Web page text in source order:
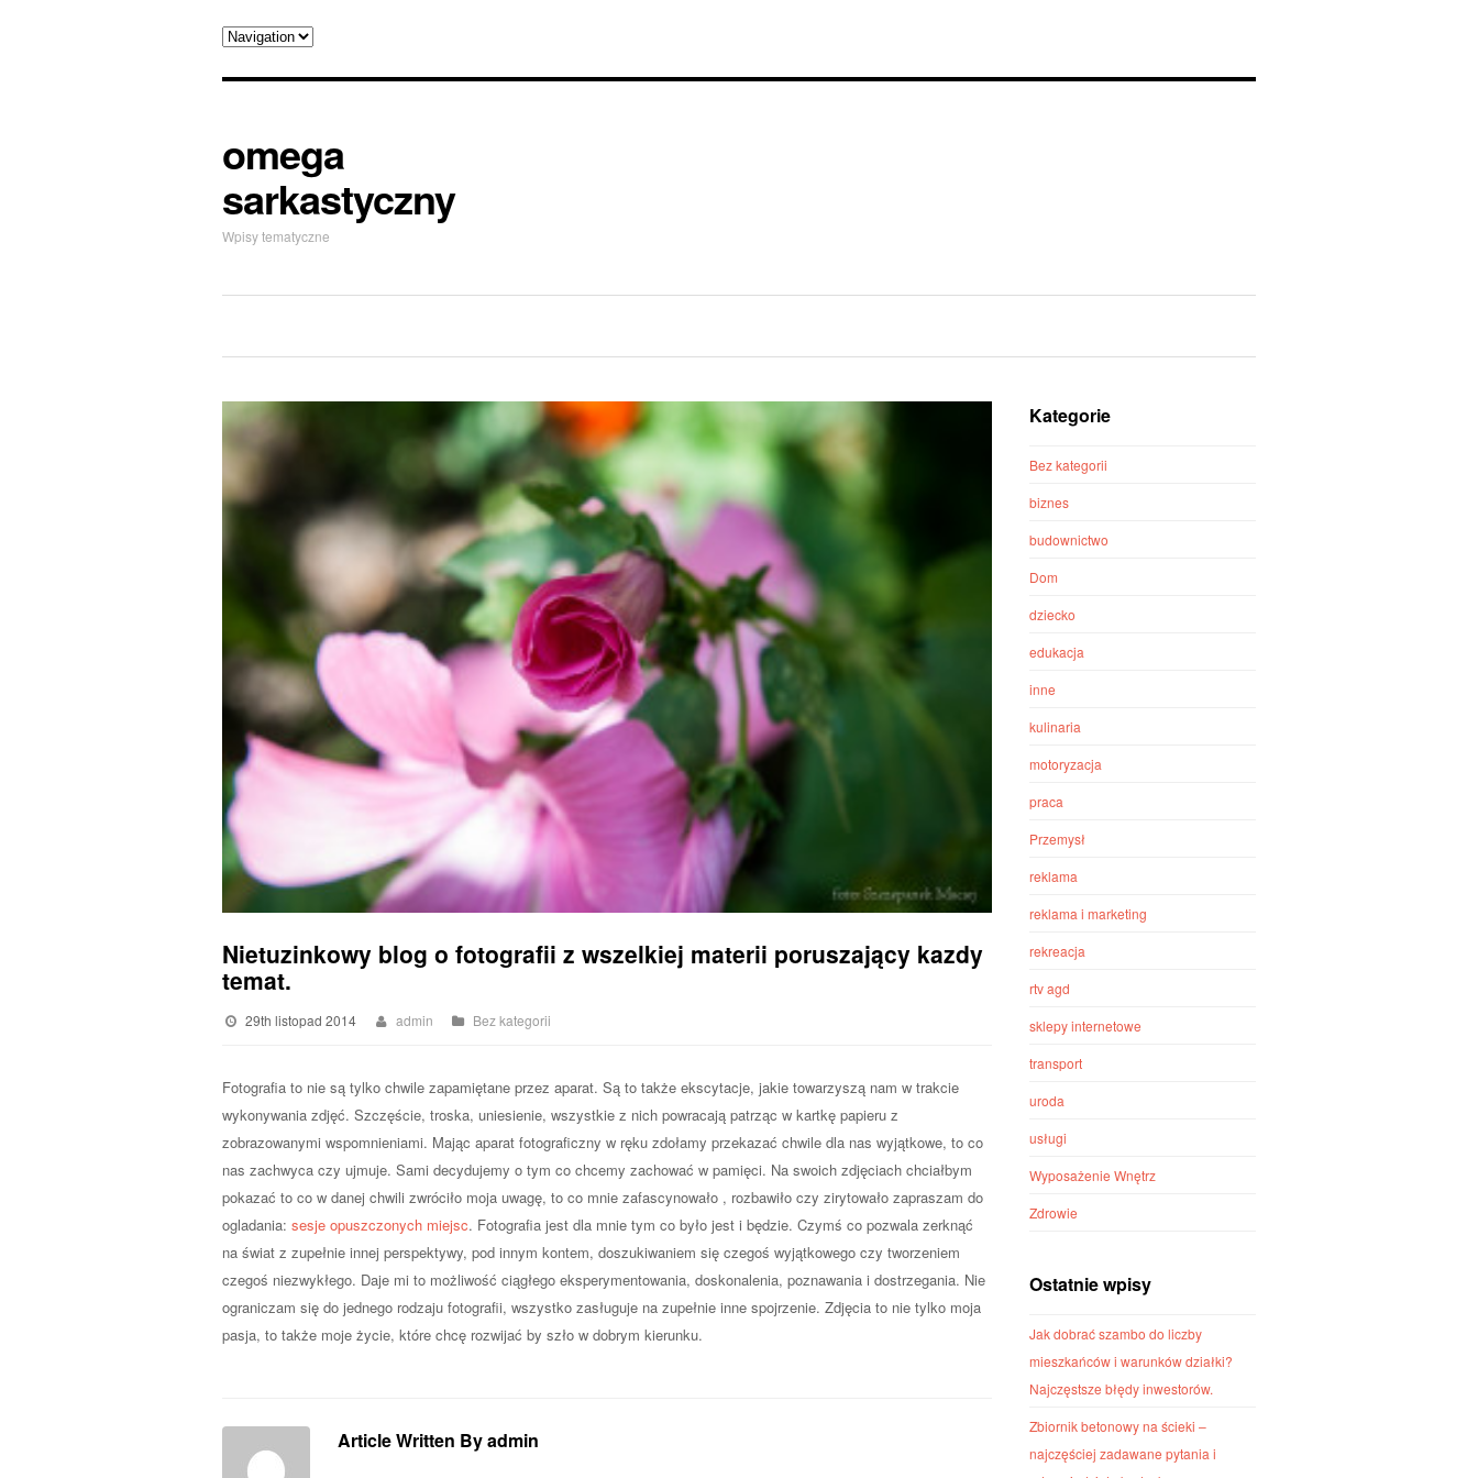
omega
sarkastyczny
Wpisy tematyczne
Nietuzinkowy blog o fotografii z wszelkiej materii poruszający kazdy
temat.
29th listopad 2014 admin Bez kategorii
Fotografia to nie są tylko chwile zapamiętane przez aparat. Są to także ekscytacje, jakie towarzyszą nam w trakcie
wykonywania zdjęć. Szczęście, troska, uniesienie, wszystkie z nich powracają patrząc w kartkę papieru z
zobrazowanymi wspomnieniami. Mając aparat fotograficzny w ręku zdołamy przekazać chwile dla nas wyjątkowe, to co
nas zachwyca czy ujmuje. Sami decydujemy o tym co chcemy zachować w pamięci. Na swoich zdjęciach chciałbym
pokazać to co w danej chwili zwróciło moja uwagę, to co mnie zafascynowało , rozbawiło czy zirytowało zapraszam do
ogladania: sesje opuszczonych miejsc. Fotografia jest dla mnie tym co było jest i będzie. Czymś co pozwala zerknąć
na świat z zupełnie innej perspektywy, pod innym kontem, doszukiwaniem się czegoś wyjątkowego czy tworzeniem
czegoś niezwykłego. Daje mi to możliwość ciągłego eksperymentowania, doskonalenia, poznawania i dostrzegania. Nie
ograniczam się do jednego rodzaju fotografii, wszystko zasługuje na zupełnie inne spojrzenie. Zdjęcia to nie tylko moja
pasja, to także moje życie, które chcę rozwijać by szło w dobrym kierunku.
Article Written By admin
Kategorie
Bez kategorii
biznes
budownictwo
Dom
dziecko
edukacja
inne
kulinaria
motoryzacja
praca
Przemysł
reklama
reklama i marketing
rekreacja
rtv agd
sklepy internetowe
transport
uroda
usługi
Wyposażenie Wnętrz
Zdrowie
Ostatnie wpisy
Jak dobrać szambo do liczby
mieszkańców i warunków działki?
Najczęstsze błędy inwestorów.
Zbiornik betonowy na ścieki –
najczęściej zadawane pytania i